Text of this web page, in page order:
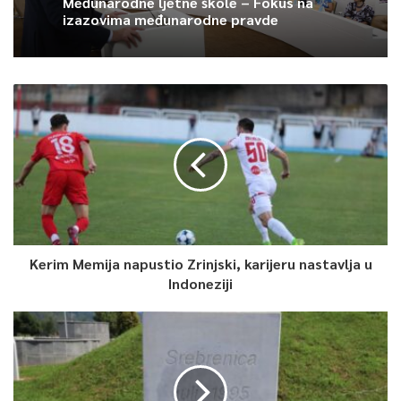
0
Article Rating
izazovima međunarodne pravde
Kerim Memija napustio Zrinjski, karijeru nastavlja u
Indoneziji